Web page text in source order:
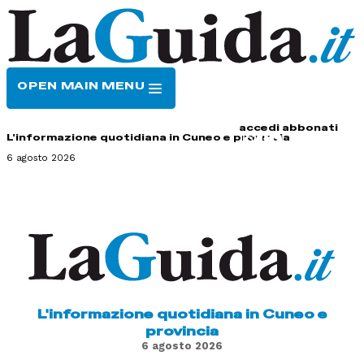
OPEN MAIN MENU
accedi abbonati
L'informazione quotidiana in Cuneo e provincia
6 agosto 2026
L'informazione quotidiana in Cuneo e
provincia
6 agosto 2026